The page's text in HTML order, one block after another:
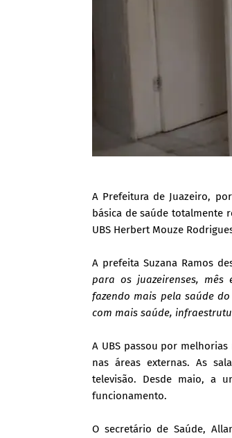
A Prefeitura de Juazeiro,
básica de saúde totalmente
UBS Herbert Mouze
A prefeita Suzana Ramos
para os juazeirenses,
fazendo mais pela saúde
com mais saúde,
A UBS passou por
nas áreas externas. As
televisão. Desde maio, a
funcionamento.
O secretário de Saúde,